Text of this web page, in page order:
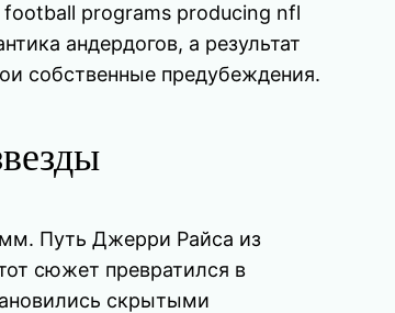
programs producing nfl
андердогов, а результат
собственные предубеждения.
Путь Джерри Райса из
сюжет превратился в
скрытыми